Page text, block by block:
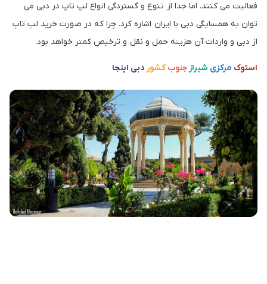
فعالیت می کنند. اما جدا از تنوع و گستردگی انواع لپ تاپ در دبی می
توان به همسایگی دبی با ایران اشاره کرد. چرا که در صورت خرید لپ تاپ
از دبی و واردات آن هزینه حمل و نقل و ترخیص کمتر خواهد بود.
استوک مرکزی شیراز جنوب کشور دبی اینجا